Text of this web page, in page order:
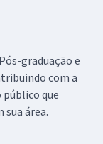
graduação e
com a
público que
área.